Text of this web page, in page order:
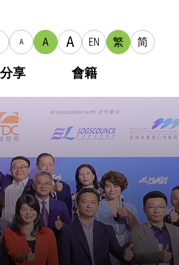
A A A EN 繁 简
享 會籍